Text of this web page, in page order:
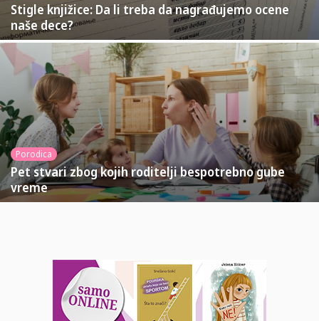
Stigle knjižice: Da li treba da nagrađujemo ocene
naše dece?
Porodica
Pet stvari zbog kojih roditelji bespotrebno gube
vreme